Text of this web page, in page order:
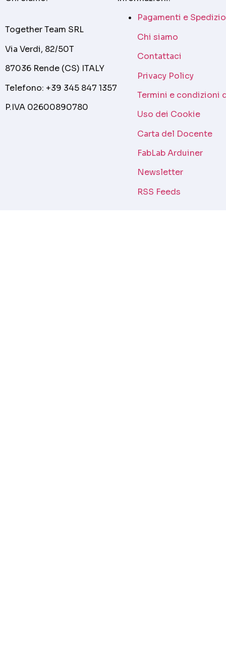
Together Team SRL
Via Verdi, 82/50T
87036 Rende (CS) ITALY
Telefono: +39 345 847 1357
P.IVA 02600890780
Pagamenti e
Chi siamo
Contattaci
Privacy Policy
Termini e condizioni
Uso dei Cookie
Carta del Docente
FabLab Arduiner
Newsletter
RSS Feeds